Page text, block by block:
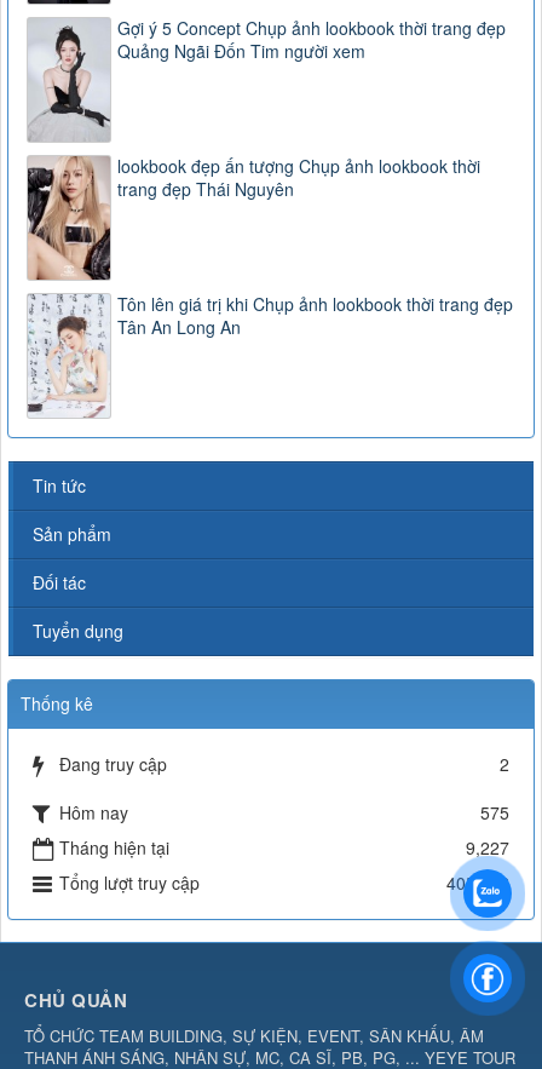
Gợi ý 5 Concept Chụp ảnh lookbook thời trang đẹp
Quảng Ngãi Đốn Tim người xem
lookbook đẹp ấn tượng Chụp ảnh lookbook thời
trang đẹp Thái Nguyên
Tôn lên giá trị khi Chụp ảnh lookbook thời trang đẹp
Tân An Long An
Tin tức
Sản phẩm
Đối tác
Tuyển dụng
Thống kê
Đang truy cập
2
Hôm nay
575
Tháng hiện tại
9,227
Tổng lượt truy cập
405,312
CHỦ QUẢN
TỔ CHỨC TEAM BUILDING, SỰ KIỆN, EVENT, SÂN KHẤU, ÂM
THANH ÁNH SÁNG, NHÂN SỰ, MC, CA SĨ, PB, PG, ... YEYE TOUR